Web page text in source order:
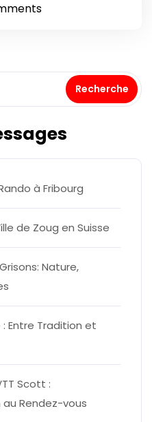
Recherche
à Fribourg
de Zoug en Suisse
Nature,
: Entre Tradition et
Scott :
Rendez-vous